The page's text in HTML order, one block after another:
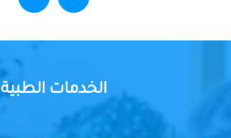
الخدمات الطبية